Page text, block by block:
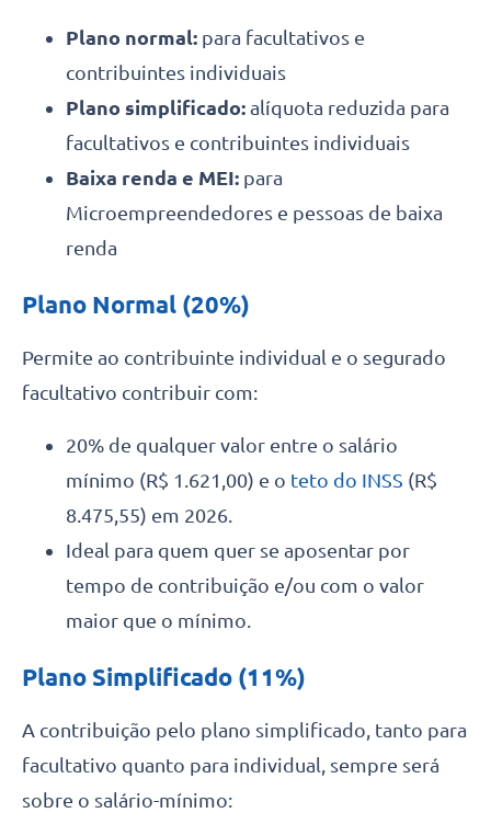
Plano normal: para facultativos e
contribuintes individuais
Plano simplificado: alíquota reduzida para
facultativos e contribuintes individuais
Baixa renda e MEI: para
Microempreendedores e pessoas de baixa
renda
Plano Normal (20%)
Permite ao contribuinte individual e o segurado
facultativo contribuir com:
20% de qualquer valor entre o salário
mínimo (R$ 1.621,00) e o teto do INSS (R$
8.475,55) em 2026.
Ideal para quem quer se aposentar por
tempo de contribuição e/ou com o valor
maior que o mínimo.
Plano Simplificado (11%)
A contribuição pelo plano simplificado, tanto para
facultativo quanto para individual, sempre será
sobre o salário-mínimo: